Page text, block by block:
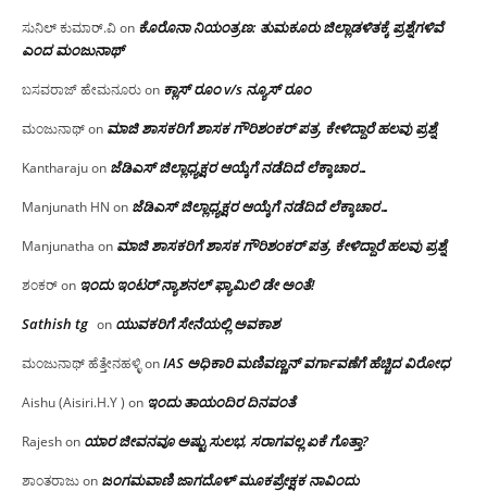
ಸುನಿಲ್ ಕುಮಾರ್.ವಿon ಕೊರೊನಾ ನಿಯಂತ್ರಣ: ತುಮಕೂರು ಜಿಲ್ಲಾಡಳಿತಕ್ಕೆ ಪ್ರಶ್ನೆಗಳಿವೆ
ಎಂದ ಮಂಜು‌ನಾಥ್
ಬಸವರಾಜ್ ಹೇಮನೂರುon ಕ್ಲಾಸ್ ರೂಂ v/s ನ್ಯೂಸ್ ರೂಂ
ಮಂಜುನಾಥ್on ಮಾಜಿ ಶಾಸಕರಿಗೆ ಶಾಸಕ ಗೌರಿಶಂಕರ್ ಪತ್ರ, ಕೇಳಿದ್ದಾರೆ ಹಲವು ಪ್ರಶ್ನೆ
Kantharajuon ಜೆಡಿಎಸ್ ಜಿಲ್ಲಾಧ್ಯಕ್ಷರ ಆಯ್ಕೆಗೆ ನಡೆದಿದೆ ಲೆಕ್ಕಾಚಾರ…
Manjunath HN on ಜೆಡಿಎಸ್ ಜಿಲ್ಲಾಧ್ಯಕ್ಷರ ಆಯ್ಕೆಗೆ ನಡೆದಿದೆ ಲೆಕ್ಕಾಚಾರ…
Manjunatha on ಮಾಜಿ ಶಾಸಕರಿಗೆ ಶಾಸಕ ಗೌರಿಶಂಕರ್ ಪತ್ರ, ಕೇಳಿದ್ದಾರೆ ಹಲವು ಪ್ರಶ್ನೆ
ಶಂಕರ್on ಇಂದು ಇಂಟರ್ ನ್ಯಾಶನಲ್ ಫ್ಯಾಮಿಲಿ ಡೇ ಅಂತೆ!
Sathish tg on ಯುವಕರಿಗೆ ಸೇನೆಯಲ್ಲಿ ಅವಕಾಶ
ಮಂಜುನಾಥ್ ಹೆತ್ತೇನಹಳ್ಳಿonIAS ಅಧಿಕಾರಿ ಮಣಿವಣ್ಣನ್ ವರ್ಗಾವಣೆಗೆ ಹೆಚ್ಚಿದ‌ ವಿರೋಧ
Aishu (Aisiri.H.Y ) on ಇಂದು ತಾಯಂದಿರ ದಿನವಂತೆ
Rajeshon ಯಾರ ಜೀವನವೂ ಅಷ್ಟು ಸುಲಭ, ಸರಾಗವಲ್ಲ ಏಕೆ ಗೊತ್ತಾ?
ಶಾಂತರಾಜುon ಜಂಗಮವಾಣಿ ಜಾಗದೊಳ್ ಮೂಕಪ್ರೇಕ್ಷಕ ನಾವಿಂದು